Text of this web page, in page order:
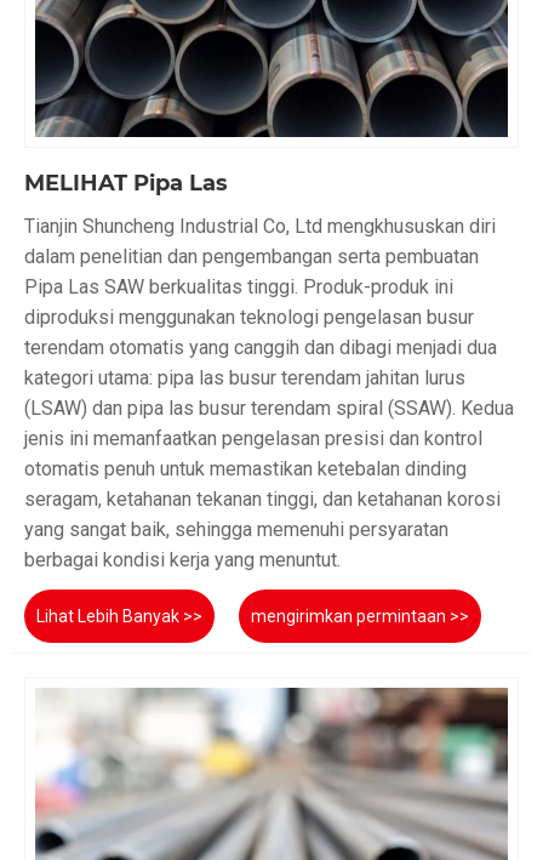
MELIHAT Pipa Las
Tianjin Shuncheng Industrial Co, Ltd mengkhususkan diri
dalam penelitian dan pengembangan serta pembuatan
Pipa Las SAW berkualitas tinggi. Produk-produk ini
diproduksi menggunakan teknologi pengelasan busur
terendam otomatis yang canggih dan dibagi menjadi dua
kategori utama: pipa las busur terendam jahitan lurus
(LSAW) dan pipa las busur terendam spiral (SSAW). Kedua
jenis ini memanfaatkan pengelasan presisi dan kontrol
otomatis penuh untuk memastikan ketebalan dinding
seragam, ketahanan tekanan tinggi, dan ketahanan korosi
yang sangat baik, sehingga memenuhi persyaratan
berbagai kondisi kerja yang menuntut.
Lihat Lebih Banyak >> mengirimkan permintaan >>